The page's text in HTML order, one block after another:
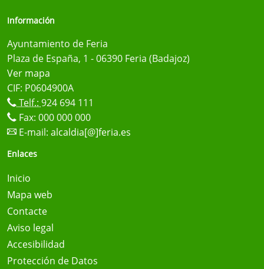
Información
Ayuntamiento de Feria
Plaza de España, 1 - 06390 Feria (Badajoz)
Ver mapa
CIF: P0604900A
Telf.: 924 694 111
Fax: 000 000 000
E-mail: alcaldia[@]feria.es
Enlaces
Inicio
Mapa web
Contacte
Aviso legal
Accesibilidad
Protección de Datos